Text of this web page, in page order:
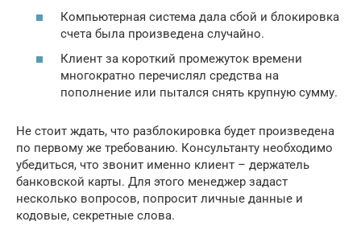
Компьютерная система дала сбой и блокировка
счета была произведена случайно.
Клиент за короткий промежуток времени
многократно перечислял средства на
пополнение или пытался снять крупную сумму.
Не стоит ждать, что разблокировка будет произведена
по первому же требованию. Консультанту необходимо
убедиться, что звонит именно клиент – держатель
банковской карты. Для этого менеджер задаст
несколько вопросов, попросит личные данные и
кодовые, секретные слова.